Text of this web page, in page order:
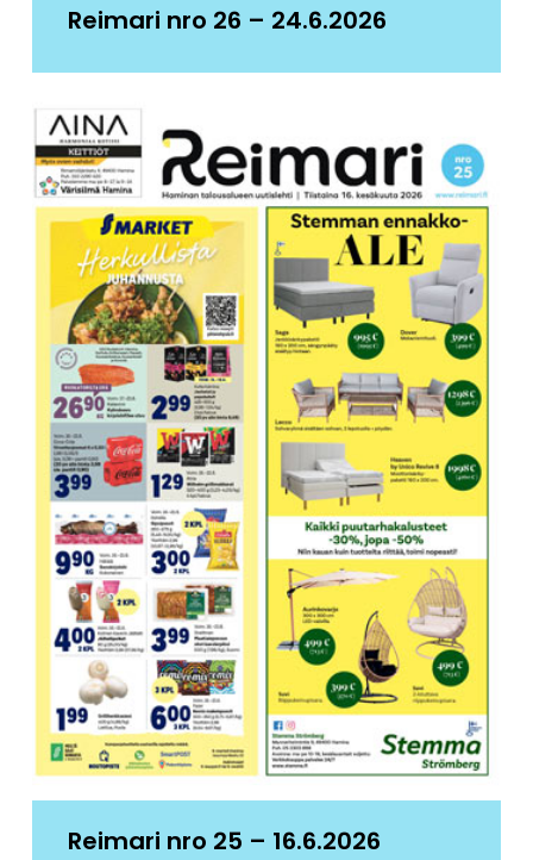
Reimari nro 26 – 24.6.2026
Reimari nro 25 – 16.6.2026